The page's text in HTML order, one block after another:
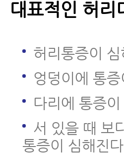
- 추간판탈출증
- 퇴행성허리디
- 허리디스크,
면 안 되는 이유
대표적인 허리
허리통증이
엉덩이에 통
다리에 통증
서 있을 때 보
통증이 심해진